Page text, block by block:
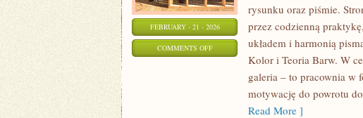
FEBRUARY - 21 - 2026
COMMENTS OFFON
ARTYSTYCZNE
WYZWANIA
rysunku oraz piśmie.
przez codzienną
układem i harmonią
Kolor i Teoria Barw. W
galeria – to pracownia w
motywację do powrotu
Read More ]